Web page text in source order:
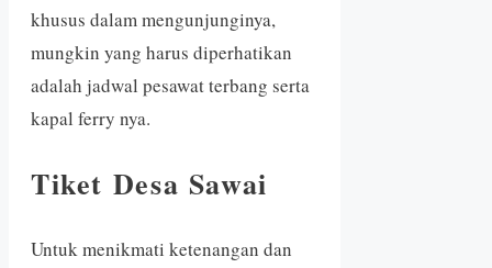
khusus dalam mengunjunginya,
mungkin yang harus diperhatikan
adalah jadwal pesawat terbang serta
kapal ferry nya.
Tiket Desa Sawai
Untuk menikmati ketenangan dan